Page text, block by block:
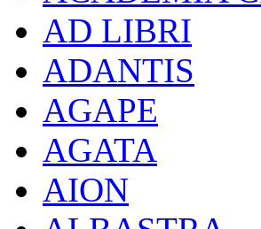
AD LIBRI
ADANTIS
AGAPE
AGATA
AION